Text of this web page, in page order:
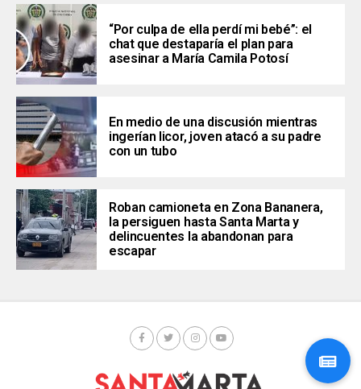
“Por culpa de ella perdí mi bebé”: el
chat que destaparía el plan para
asesinar a María Camila Potosí
En medio de una discusión mientras
ingerían licor, joven atacó a su padre
con un tubo
Roban camioneta en Zona Bananera,
la persiguen hasta Santa Marta y
delincuentes la abandonan para
escapar